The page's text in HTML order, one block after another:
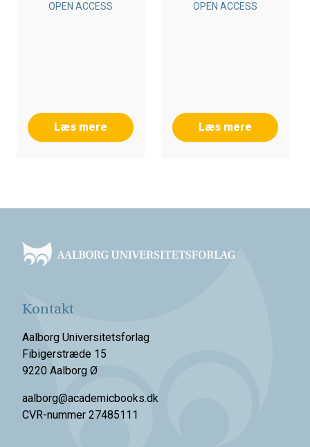
OPEN ACCESS
Læs mere
OPEN ACCESS
Læs mere
Kontakt
Aalborg Universitetsforlag
Fibigerstræde 15
9220 Aalborg Ø
aalborg@academicbooks.dk
CVR-nummer 27485111